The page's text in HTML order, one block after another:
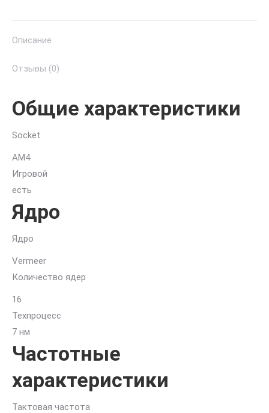
-
GHz
cores/32
GPU
AM4
(100-
000000059)
oem
Описание
Отзывы (0)
Общие характеристики
Socket
AM4
Игровой
есть
Ядро
Ядро
Vermeer
Количество ядер
16
Техпроцесс
7 нм
Частотные
характеристики
Тактовая частота